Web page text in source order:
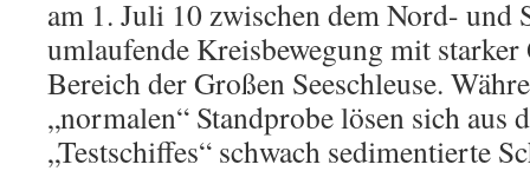
am 1. Juli 10 zwischen dem Nord- und
umlaufende Kreisbewegung mit
Bereich der Großen Seeschleuse.
„normalen“ Standprobe lösen sich aus
„Testschiffes“ schwach sedimentierte